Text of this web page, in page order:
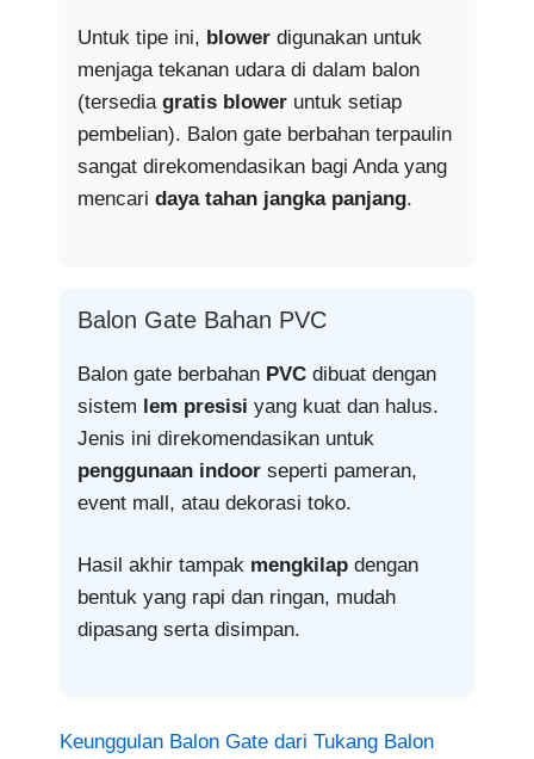
Untuk tipe ini, blower digunakan untuk
menjaga tekanan udara di dalam balon
(tersedia gratis blower untuk setiap
pembelian). Balon gate berbahan terpaulin
sangat direkomendasikan bagi Anda yang
mencari daya tahan jangka panjang.
Balon Gate Bahan PVC
Balon gate berbahan PVC dibuat dengan
sistem lem presisi yang kuat dan halus.
Jenis ini direkomendasikan untuk
penggunaan indoor seperti pameran,
event mall, atau dekorasi toko.
Hasil akhir tampak mengkilap dengan
bentuk yang rapi dan ringan, mudah
dipasang serta disimpan.
Keunggulan Balon Gate dari Tukang Balon